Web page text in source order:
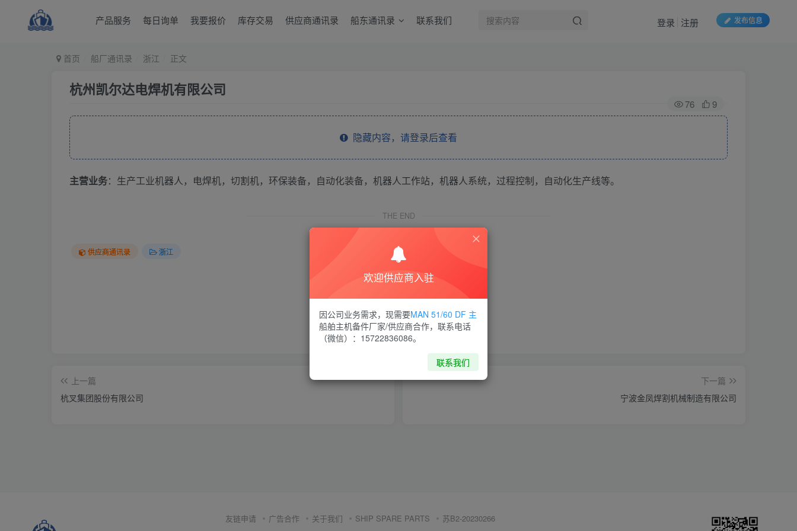
产品服务 每日询单 我要报价 库存交易 供应商通讯录 船东通讯录 联系我们 发布信息
登录 注册
首页 船厂通讯录 浙江 正文
杭州凯尔达电焊机有限公司
76 9
隐藏内容，请登录后查看
主营业务：生产工业机器人，电焊机，切割机，环保装备，自动化装备，机器人工作站，机器人系统，过程控制，自动化生产线等。
THE END
供应商通讯录 浙江
喜欢就支持一下吧
点赞9 分享 收藏
上一篇
杭叉集团股份有限公司
下一篇
宁波金凤焊割机械制造有限公司
友链申请 广告合作 关于我们 SHIP SPARE PARTS 苏B2-20230266
欢迎供应商入驻
因公司业务需求，现需要MAN 51/60 DF 主
船舶主机备件厂家/供应商合作，联系电话
（微信）：15722836086。
联系我们